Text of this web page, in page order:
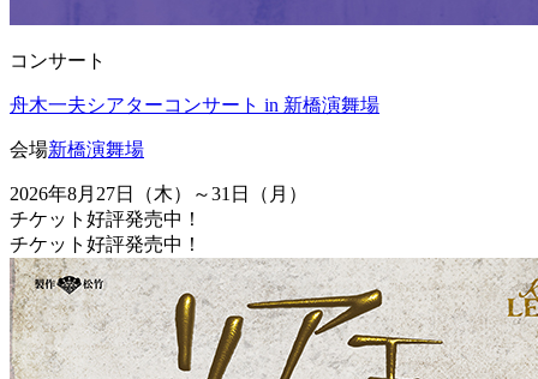
コンサート
舟木一夫シアターコンサート in 新橋演舞場
会場新橋演舞場
2026年8月27日（木）～31日（月）
チケット好評発売中！
チケット好評発売中！